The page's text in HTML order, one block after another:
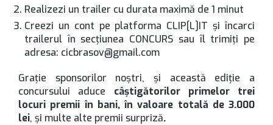
Realizezi un trailer cu durata maximă de 1 minut
Creezi un cont pe platforma CLIP[L]IT și încarci
trailerul în secțiunea CONCURS sau îl trimiți pe
adresa: cicbrasov@gmail.com
Grație sponsorilor noștri, și această ediție a
concursului aduce câștigătorilor primelor trei
locuri premii în bani, în valoare totală de 3.000
lei, și multe alte premii surpriză.